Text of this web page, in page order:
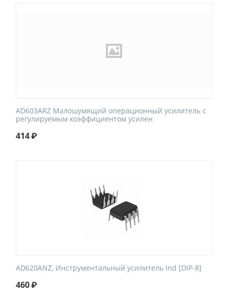
AD603ARZ Малошумящий операционный усилитель с
регулируемым коэффициентом усилен
414₽
AD620ANZ, Инструментальный усилитель Ind [DIP-8]
460₽